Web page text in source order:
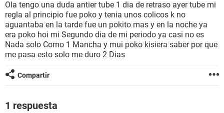
BIENESTAR
SEXUALIDAD
GLOSARIO
Ola tengo una duda antier tube 1 dia de retraso ayer tube mi
regla al principio fue poko y tenia unos colicos k no
aguantaba en la tarde fue un pokito mas y en la noche ya
era poko hoi mi Segundo dia de mi periodo ya casi no es
Nada solo Como 1 Mancha y mui poko kisiera saber por que
me pasa esto solo me duro 2 Dias
Compartir
1 respuesta